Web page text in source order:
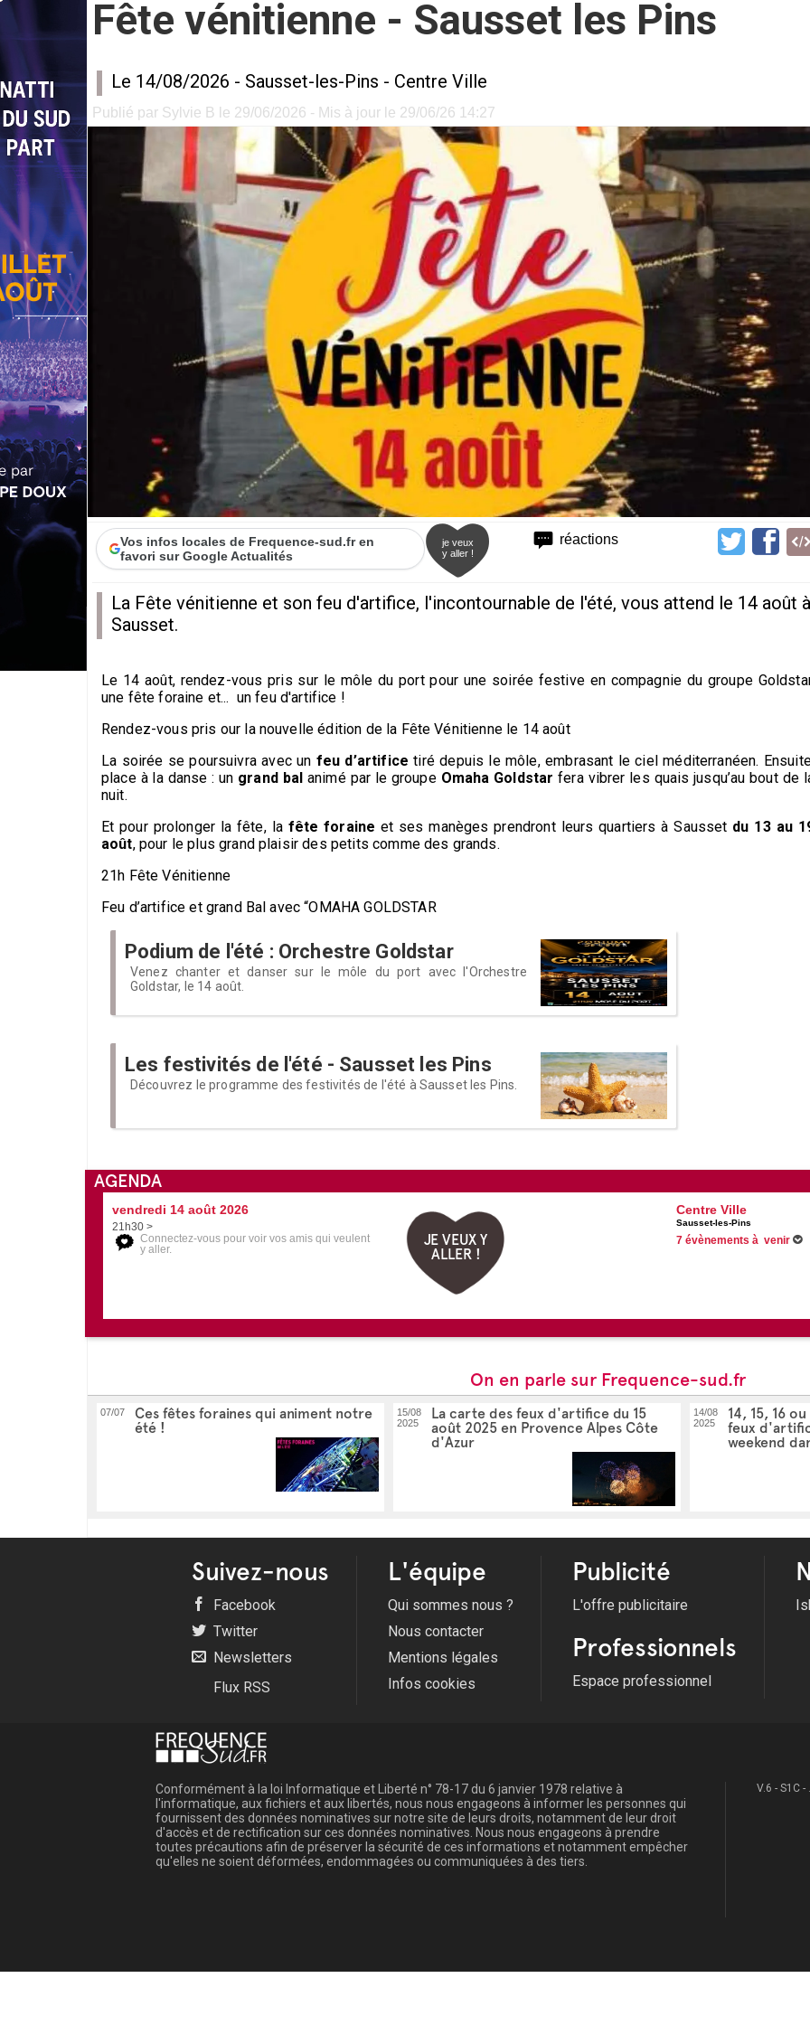
Fête vénitienne - Sausset les Pins
Le 14/08/2026 - Sausset-les-Pins - Centre Ville
Publié par Sylvie B le 29/06/2026 - Mis à jour le 29/06/26 14:27
réactions
Vos infos locales de Frequence-sud.fr en
favori sur Google Actualités
je veux
y aller !
La Fête vénitienne et son feu d'artifice, l'incontournable de l'été, vous attend le 14 août à
Sausset.
Le 14 août, rendez-vous pris sur le môle du port pour une soirée festive en compagnie du groupe
une fête foraine et... un feu d'artifice !
Rendez-vous pris our la nouvelle édition de la Fête Vénitienne le 14 août
La soirée se poursuivra avec un feu d’artifice tiré depuis le môle, embrasant le ciel méditerranéen.
place à la danse : un grand bal animé par le groupe Omaha Goldstar fera vibrer les quais jusqu’au bout de
nuit.
Et pour prolonger la fête, la fête foraine et ses manèges prendront leurs quartiers à Sausset du 13 au
août, pour le plus grand plaisir des petits comme des grands.
21h Fête Vénitienne
Feu d’artifice et grand Bal avec “OMAHA GOLDSTAR
Podium de l'été : Orchestre Goldstar
Venez chanter et danser sur le môle du port avec l'Orchestre
Goldstar, le 14 août.
Les festivités de l'été - Sausset les Pins
Découvrez le programme des festivités de l'été à Sausset les Pins.
AGENDA
vendredi 14 août 2026
21h30 >
Connectez-vous pour voir vos amis qui veulent
y aller.
JE VEUX Y
ALLER !
Centre Ville
Sausset-les-Pins
7 évènements à venir
On en parle sur Frequence-sud.fr
07/07
Ces fêtes foraines qui animent notre
été !
15/08
2025
La carte des feux d'artifice du 15
août 2025 en Provence Alpes Côte
d'Azur
14/08
2025
14, 15, 16
feux
weekend
Suivez-nous
Facebook
Twitter
Newsletters
Flux RSS
L'équipe
Qui sommes nous ?
Nous contacter
Mentions légales
Infos cookies
Publicité
L'offre publicitaire
Professionnels
Espace professionnel
Conformément à la loi Informatique et Liberté n° 78-17 du 6 janvier 1978 relative à
l'informatique, aux fichiers et aux libertés, nous nous engageons à informer les personnes qui
fournissent des données nominatives sur notre site de leurs droits, notamment de leur droit
d'accès et de rectification sur ces données nominatives. Nous nous engageons à prendre
toutes précautions afin de préserver la sécurité de ces informations et notamment empêcher
qu'elles ne soient déformées, endommagées ou communiquées à des tiers.
V.6 - S1C